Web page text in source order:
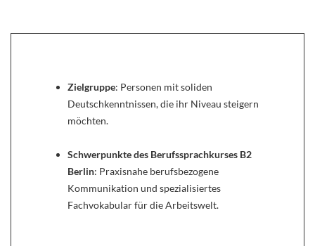
Zielgruppe: Personen mit soliden
Deutschkenntnissen, die ihr Niveau steigern
möchten.
Schwerpunkte des Berufssprachkurses B2
Berlin: Praxisnahe berufsbezogene
Kommunikation und spezialisiertes
Fachvokabular für die Arbeitswelt.